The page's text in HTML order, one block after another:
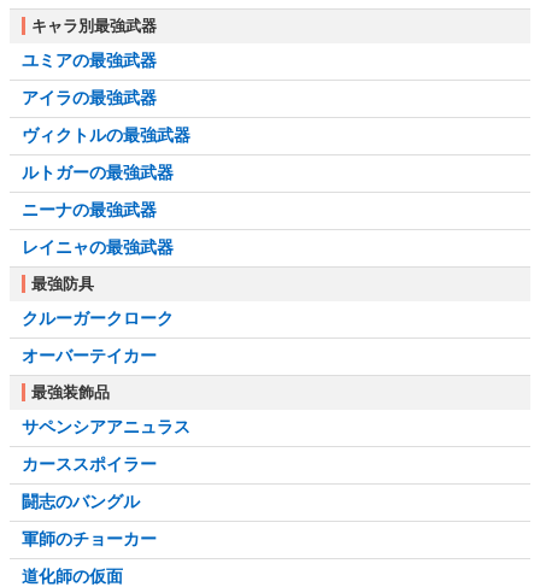
キャラ別最強武器
ユミアの最強武器
アイラの最強武器
ヴィクトルの最強武器
ルトガーの最強武器
ニーナの最強武器
レイニャの最強武器
最強防具
クルーガークローク
オーバーテイカー
最強装飾品
サペンシアアニュラス
カーススポイラー
闘志のバングル
軍師のチョーカー
道化師の仮面